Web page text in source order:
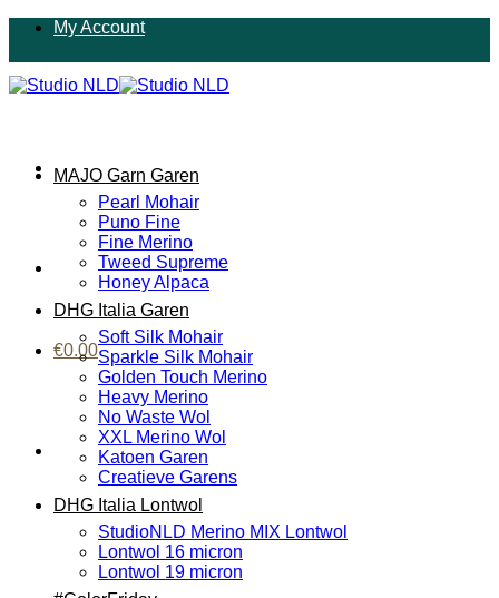
inhoud
My Account
€0.00
MAJO Garn Garen
Pearl Mohair
Puno Fine
Fine Merino
Tweed Supreme
Honey Alpaca
DHG Italia Garen
Soft Silk Mohair
Sparkle Silk Mohair
Golden Touch Merino
Heavy Merino
No Waste Wol
XXL Merino Wol
Katoen Garen
Creatieve Garens
DHG Italia Lontwol
StudioNLD Merino MIX Lontwol
Lontwol 16 micron
Lontwol 19 micron